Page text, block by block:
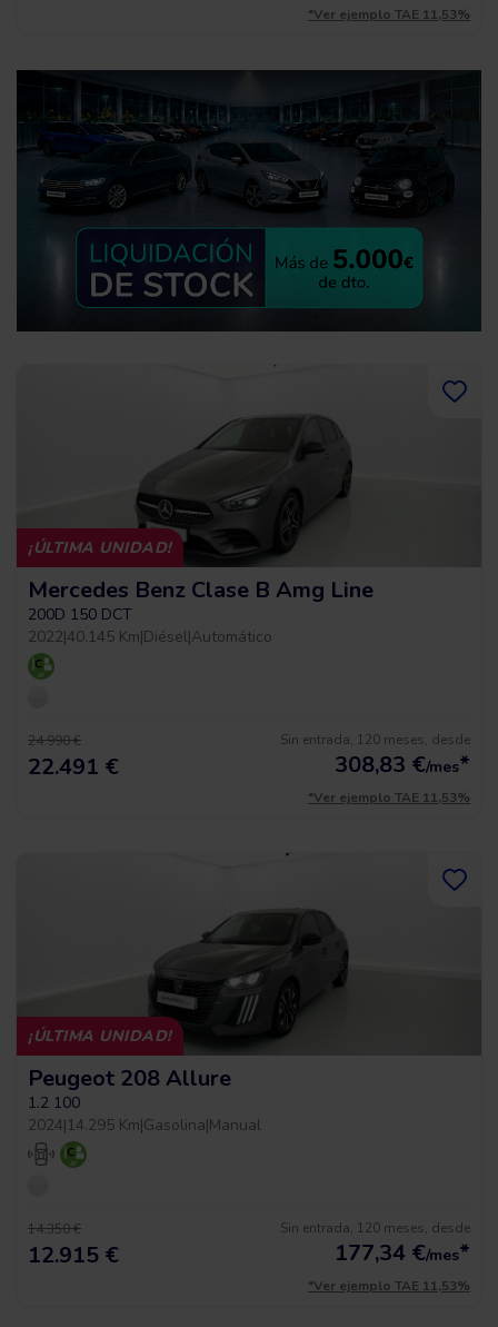
*Ver ejemplo TAE 11,53%
¡ÚLTIMA UNIDAD!
Mercedes Benz Clase B Amg Line
200D 150 DCT
2022|40.145 Km|Diésel|Automático
24.990 €
22.491 €
Sin entrada, 120 meses, desde
308,83 €/mes*
*Ver ejemplo TAE 11,53%
¡ÚLTIMA UNIDAD!
Peugeot 208 Allure
1.2 100
2024|14.295 Km|Gasolina|Manual
14.350 €
12.915 €
Sin entrada, 120 meses, desde
177,34 €/mes*
*Ver ejemplo TAE 11,53%